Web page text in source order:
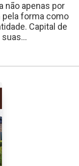
não apenas por
pela forma como
Capital de